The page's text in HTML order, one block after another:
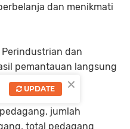
dan menikmati
Perindustrian dan
pemantauan langsung
di area Porprov.
jumlah
total pedagang
×
UPDATE